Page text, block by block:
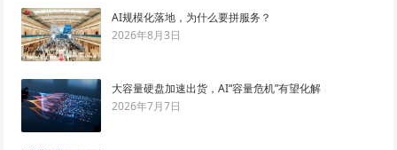
AI规模化落地，为什么要拼服务？
2026年8月3日
大容量硬盘加速出货，AI“容量危机”有望化解
2026年7月7日